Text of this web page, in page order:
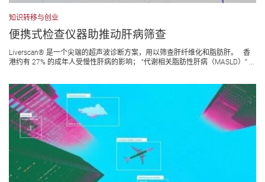
知识转移与创业
便携式检查仪器助推动肝病筛查
Liverscan® 是一个尖端的超声波诊断方案，用以筛查肝纤维化和脂肪肝。 香
港约有 27% 的成年人受慢性肝病的影响； “代谢相关脂肪性肝病（MASLD）” ...